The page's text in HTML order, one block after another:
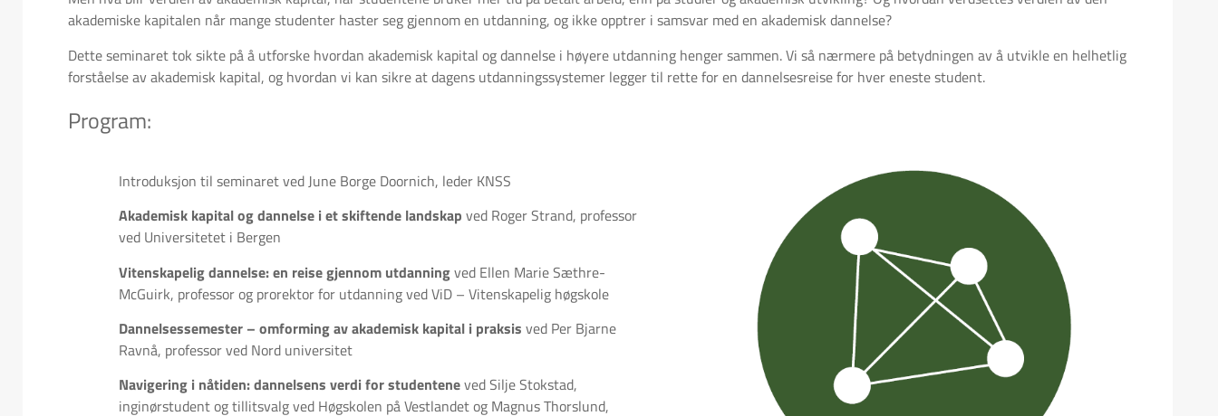
akademiske kapitalen når mange studenter haster seg gjennom en utdanning, og ikke opptrer i samsvar med en akademisk dannelse?
Dette seminaret tok sikte på å utforske hvordan akademisk kapital og dannelse i høyere utdanning henger sammen. Vi så nærmere på betydningen av å utvikle en helhetlig
forståelse av akademisk kapital, og hvordan vi kan sikre at dagens utdanningssystemer legger til rette for en dannelsesreise for hver eneste student.
Program:
Introduksjon til seminaret ved June Borge Doornich, leder KNSS
Akademisk kapital og dannelse i et skiftende landskap ved Roger Strand, professor
ved Universitetet i Bergen
Vitenskapelig dannelse: en reise gjennom utdanningved Ellen Marie Sæthre-
McGuirk, professor og prorektor for utdanning ved ViD – Vitenskapelig høgskole
Dannelsessemester – omforming av akademisk kapital i praksis ved Per Bjarne
Ravnå, professor ved Nord universitet
Navigering i nåtiden: dannelsens verdi for studenteneved Silje Stokstad,
inginørstudent og tillitsvalg ved Høgskolen på Vestlandet og Magnus Thorslund,